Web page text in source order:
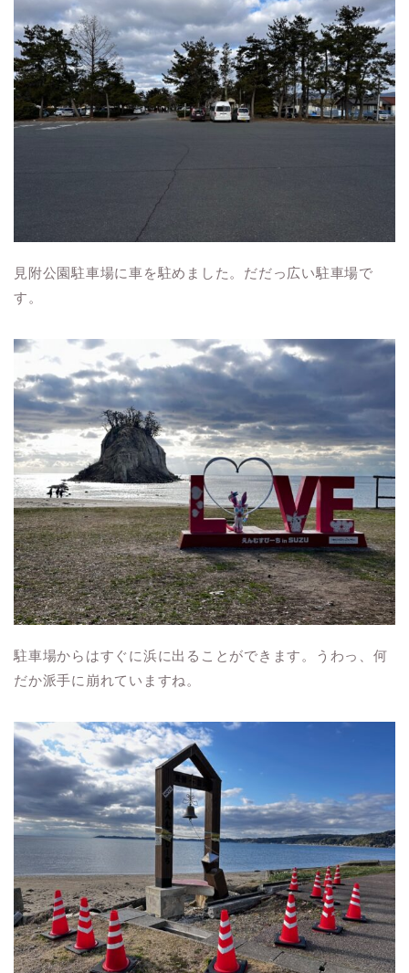
見附公園駐車場に車を駐めました。だだっ広い駐車場で
す。
駐車場からはすぐに浜に出ることができます。うわっ、何
だか派手に崩れていますね。